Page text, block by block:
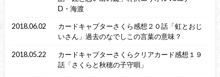
D・海渡
2018.06.02
カードキャプターさくら感想２０話「虹とおじ
いさん」過去のなでしこの言葉の意味？
2018.05.22
カードキャプターさくらクリアカード感想１９
話「さくらと秋穂の子守唄」